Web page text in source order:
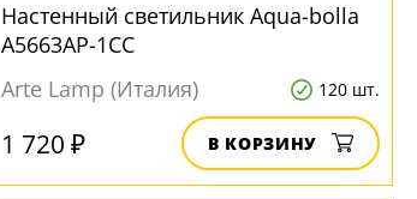
Настенный светильник Aqua-bolla
A5663AP-1CC
Arte Lamp (Италия)
120 шт.
1 720 ₽ В КОРЗИНУ